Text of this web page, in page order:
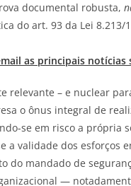
documental robusta,
do art. 93 da Lei
as principais
relevante – e nuclear
o ônus integral de
se em risco a própria
a validade dos
do mandado de
—